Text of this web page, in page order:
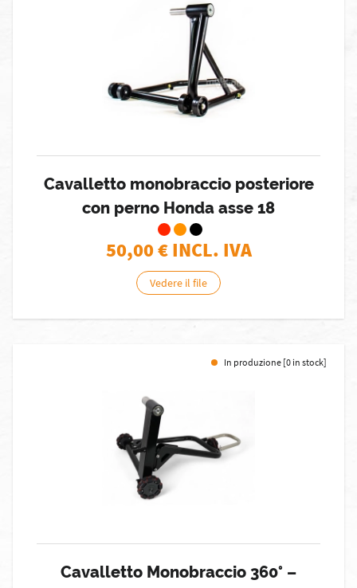
Cavalletto monobraccio posteriore
con perno Honda asse 18
50,00€ INCL. IVA
Vedere il file
In produzione [0 in stock]
Cavalletto Monobraccio 360° –